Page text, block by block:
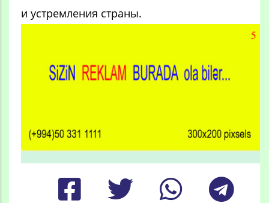
и устремления страны.